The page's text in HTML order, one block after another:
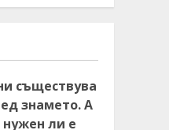
съществува
знамето. А
нужен ли е